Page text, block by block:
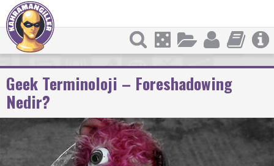
Geek Terminoloji – Foreshadowing
Nedir?